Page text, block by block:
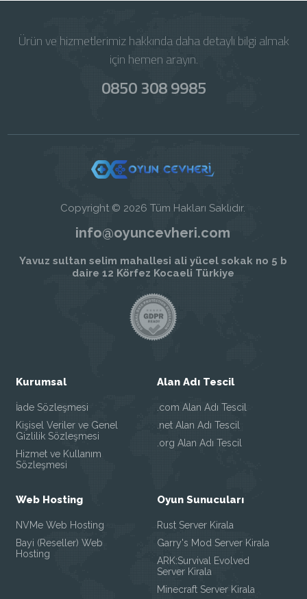
Ürün ve hizmetlerimiz hakkında daha detaylı bilgi almak
için hemen arayın.
0850 308 9985
Copyright © 2026 Tüm Hakları Saklıdır.
info@oyuncevheri.com
Yavuz sultan selim mahallesi ali yücel sokak no 5 b
daire 12 Körfez Kocaeli Türkiye
Kurumsal
İade Sözleşmesi
Kişisel Veriler ve Genel
Gizlilik Sözleşmesi
Hizmet ve Kullanım
Sözleşmesi
Alan Adı Tescil
.com Alan Adı Tescil
.net Alan Adı Tescil
.org Alan Adı Tescil
Web Hosting
NVMe Web Hosting
Bayi (Reseller) Web
Hosting
Oyun Sunucuları
Rust Server Kirala
Garry's Mod Server Kirala
ARK:Survival Evolved
Server Kirala
Minecraft Server Kirala